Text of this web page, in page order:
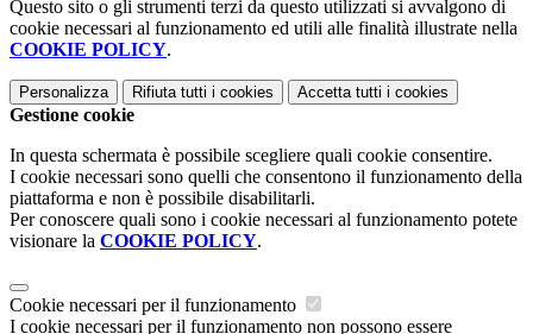
Questo sito o gli strumenti terzi da questo utilizzati si avvalgono di
cookie necessari al funzionamento ed utili alle finalità illustrate nella
COOKIE POLICY.
Personalizza Rifiuta tutti i cookies Accetta tutti i cookies
Gestione cookie
In questa schermata è possibile scegliere quali cookie consentire.
I cookie necessari sono quelli che consentono il funzionamento della
piattaforma e non è possibile disabilitarli.
Per conoscere quali sono i cookie necessari al funzionamento potete
visionare la COOKIE POLICY.
Cookie necessari per il funzionamento
I cookie necessari per il funzionamento non possono essere